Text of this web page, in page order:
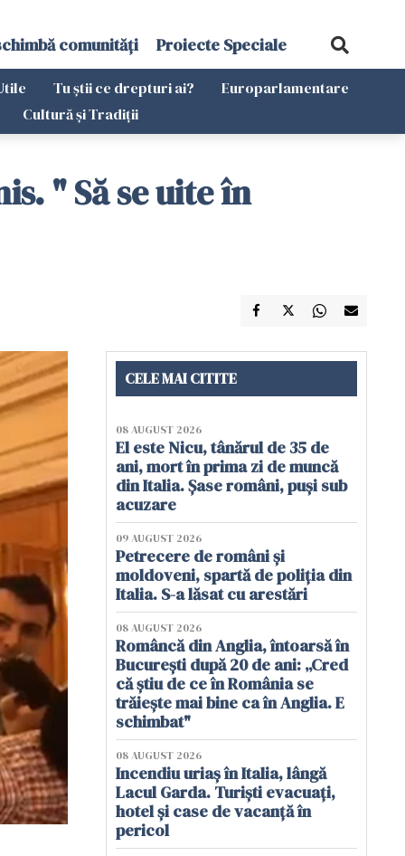
comunități Proiecte Speciale
Tu știi ce drepturi ai?
Europarlamentare
Cultură și Tradiții
" Să se uite în
CELE MAI CITITE
08 AUGUST 2026
El este Nicu, tânărul de 35 de
ani, mort în prima zi de muncă
din Italia. Șase români, puși sub
acuzare
09 AUGUST 2026
Petrecere de români și
moldoveni, spartă de poliția din
Italia. S-a lăsat cu arestări
08 AUGUST 2026
Româncă din Anglia, întoarsă în
București după 20 de ani: „Cred
că știu de ce în România se
trăiește mai bine ca în Anglia. E
schimbat"
08 AUGUST 2026
Incendiu uriaș în Italia, lângă
Lacul Garda. Turiști evacuați,
hotel și case de vacanță în
pericol